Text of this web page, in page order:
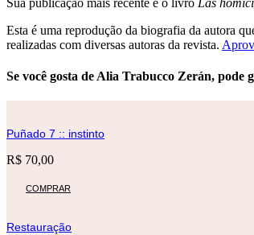
Esta é uma reprodução da biografia da autora
realizadas com diversas autoras da revista.
Se você gosta de Alia Trabucco Zerán, pode
Puñado 7 :: instinto
R$ 70,00
COMPRAR
Restauração